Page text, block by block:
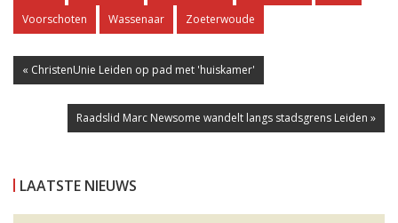
Voorschoten
Wassenaar Zoeterwoude
« ChristenUnie Leiden op pad met 'huiskamer'
Raadslid Marc Newsome wandelt langs stadsgrens Leiden »
LAATSTE NIEUWS